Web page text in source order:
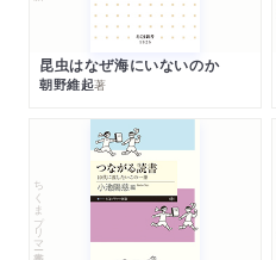
昆虫はなぜ海にいないのか
朝野維起著
ちくまプリマー新書